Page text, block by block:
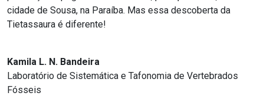
cidade de Sousa, na Paraíba. Mas essa descoberta da
Tietassaura é diferente!
Kamila L. N. Bandeira
Laboratório de Sistemática e Tafonomia de Vertebrados
Fósseis